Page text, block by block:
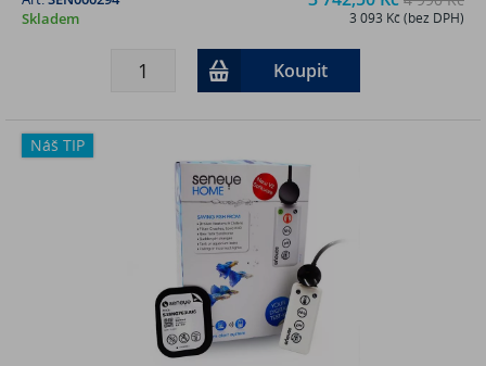
3 093 Kč (bez DPH)
Skladem
Koupit
Náš TIP